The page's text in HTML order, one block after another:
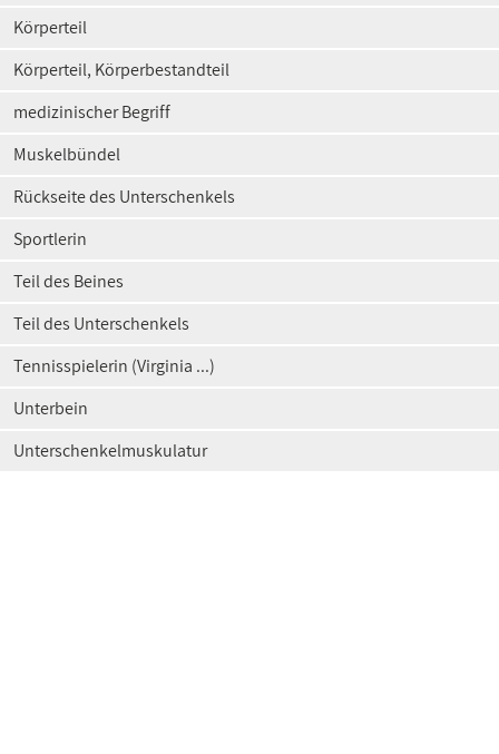
Körperteil
Körperteil, Körperbestandteil
medizinischer Begriff
Muskelbündel
Rückseite des Unterschenkels
Sportlerin
Teil des Beines
Teil des Unterschenkels
Tennisspielerin (Virginia ...)
Unterbein
Unterschenkelmuskulatur